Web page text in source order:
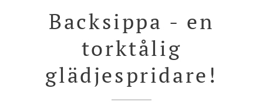
Backsippa - en
torktålig
glädjespridare!